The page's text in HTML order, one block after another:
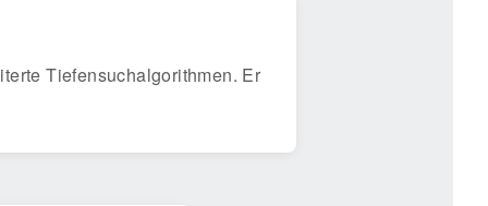
Tiefensuchalgorithmen. Er